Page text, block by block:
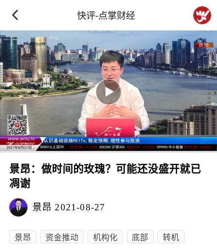
快评-点掌财经
景昂：做时间的玫瑰？可能还没盛开就已
凋谢
景昂 2021-08-27
景昂 资金推动 机构化 底部 转机